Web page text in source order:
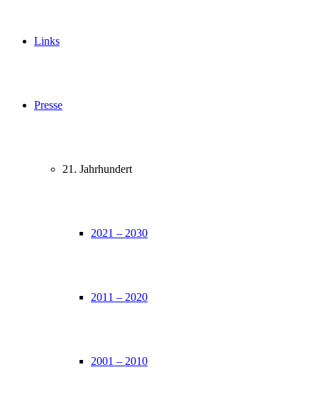
Links
Presse
21. Jahrhundert
2021 – 2030
2011 – 2020
2001 – 2010